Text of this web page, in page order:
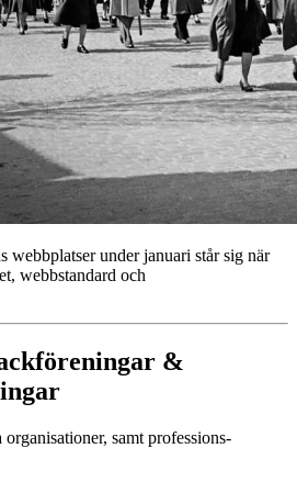
webbplatser under januari står sig när
webbstandard och
&
organisationer, samt professions­